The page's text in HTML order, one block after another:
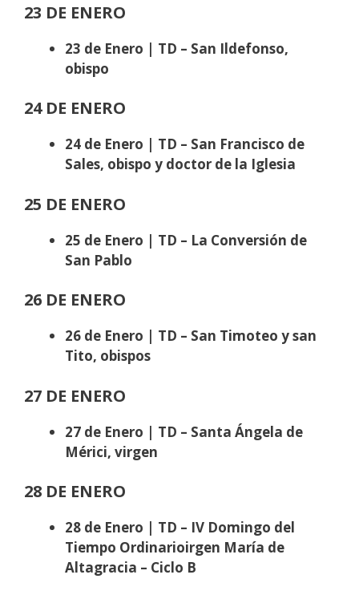
23 DE ENERO
23 de Enero | TD – San Ildefonso,
obispo
24 DE ENERO
24 de Enero | TD – San Francisco de
Sales, obispo y doctor de la Iglesia
25 DE ENERO
25 de Enero | TD – La Conversión de
San Pablo
26 DE ENERO
26 de Enero | TD – San Timoteo y san
Tito, obispos
27 DE ENERO
27 de Enero | TD – Santa Ángela de
Mérici, virgen
28 DE ENERO
28 de Enero | TD – IV Domingo del
Tiempo Ordinarioirgen María de
Altagracia – Ciclo B